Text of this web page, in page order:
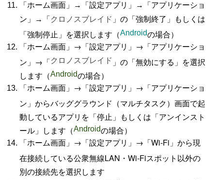
「ホーム画面」→「設定アプリ」→「アプリケーショ
ン」→「 クロノスブレイド 」 の「強制終了」もしくは
「強制停止」を選択します（Androidの場合）
「ホーム画面」→「設定アプリ」→「アプリケーショ
ン」→「クロノスブレイド 」の「無効にする」を選択
します（Androidの場合）
「ホーム画面」→「設定アプリ」→「アプリケーショ
ン」からバッググラウンド（マルチタスク）画面で起
動しているアプリを「停止」もしくは「アンインスト
ール」します（Androidの場合）
「ホーム画面」→「設定アプリ」→「Wi-Fi」から現
在接続している公衆無線LAN・Wi-Fiスポット以外の
別の接続先を選択します